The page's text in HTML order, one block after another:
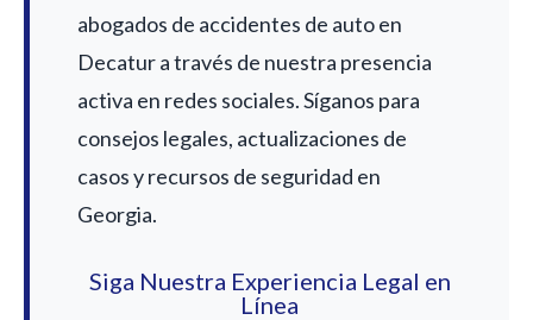
abogados de accidentes de auto en
Decatur a través de nuestra presencia
activa en redes sociales. Síganos para
consejos legales, actualizaciones de
casos y recursos de seguridad en
Georgia.
Siga Nuestra Experiencia Legal en
Línea